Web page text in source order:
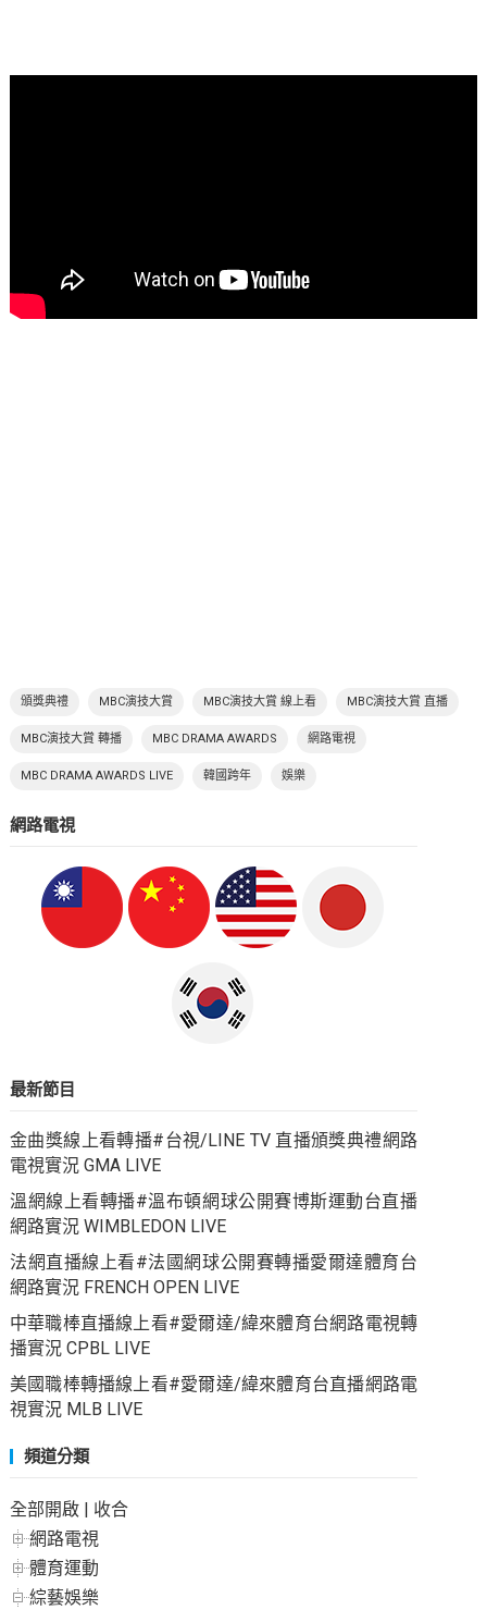
頒獎典禮 MBC演技大賞 MBC演技大賞 線上看 MBC演技大賞 直播
MBC演技大賞 轉播 MBC DRAMA AWARDS 網路電視
MBC DRAMA AWARDS LIVE 韓國跨年 娛樂
網路電視
最新節目
金曲獎線上看轉播#台視/LINE TV 直播頒獎典禮網路
電視實況 GMA LIVE
溫網線上看轉播#溫布頓網球公開賽博斯運動台直播
網路實況 WIMBLEDON LIVE
法網直播線上看#法國網球公開賽轉播愛爾達體育台
網路實況 FRENCH OPEN LIVE
中華職棒直播線上看#愛爾達/緯來體育台網路電視轉
播實況 CPBL LIVE
美國職棒轉播線上看#愛爾達/緯來體育台直播網路電
視實況 MLB LIVE
頻道分類
全部開啟| 收合
網路電視
體育運動
綜藝娛樂